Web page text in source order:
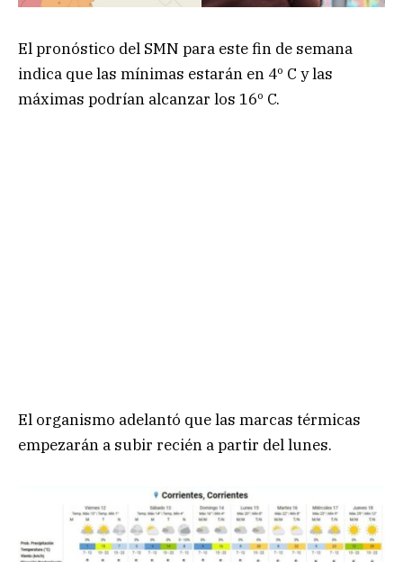
El pronóstico del SMN para este fin de semana
indica que las mínimas estarán en 4º C y las
máximas podrían alcanzar los 16º C.
El organismo adelantó que las marcas térmicas
empezarán a subir recién a partir del lunes.